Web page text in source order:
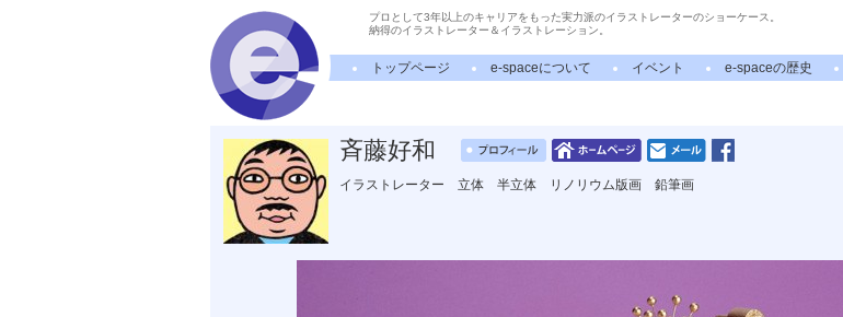
プロとして3年以上のキャリアをもった実力派のイラストレーターのショーケース。
納得のイラストレーター＆イラストレーション。
トップページ e-spaceについて イベント e-spaceの歴史
斉藤好和
イラストレーター 立体 半立体 リノリウム版画 鉛筆画